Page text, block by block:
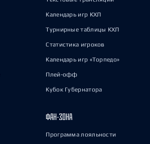
Календарь игр КХЛ
Турнирные таблицы КХЛ
Статистика игроков
Календарь игр «Торпедо»
Плей-офф
Кубок Губернатора
ФАН-ЗОНА
Программа лояльности